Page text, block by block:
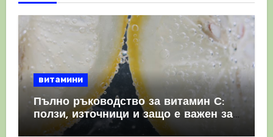
витамини
Пълно ръководство за витамин С:
ползи, източници и защо е важен за
имунната система